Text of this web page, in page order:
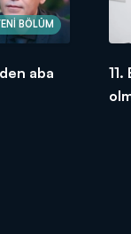
BÖLÜM
aba